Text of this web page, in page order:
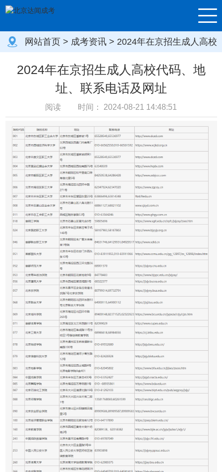
网站首页 > 成考资讯 > 2024年在京招生成人高校
代码、地址、联系电话及网址
2024年在京招生成人高校代码、地
址、联系电话及网址
阅读 时间： 2024-08-21 14:48:51